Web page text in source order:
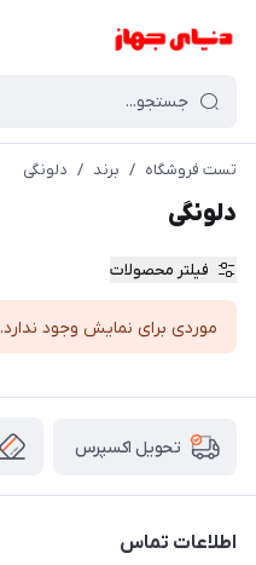
تست فروشگاه / برند / دلونگی
دلونگی
فیلتر محصولات
موردی برای نمایش وجود ندارد.
تحویل اکسپرس
اطلاعات تماس